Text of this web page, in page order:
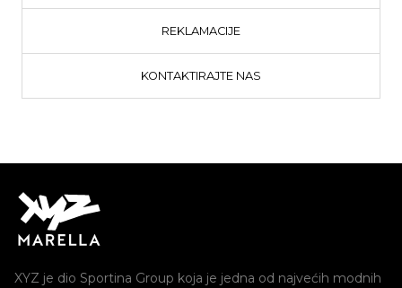
REKLAMACIJE
KONTAKTIRAJTE NAS
XYZ je dio Sportina Group koja je jedna od najvećih modnih